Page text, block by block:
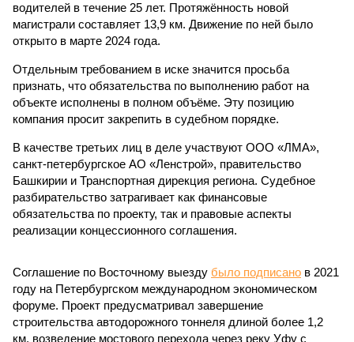
водителей в течение 25 лет. Протяжённость новой
магистрали составляет 13,9 км. Движение по ней было
открыто в марте 2024 года.
Отдельным требованием в иске значится просьба
признать, что обязательства по выполнению работ на
объекте исполнены в полном объёме. Эту позицию
компания просит закрепить в судебном порядке.
В качестве третьих лиц в деле участвуют ООО «ЛМА»,
санкт-петербургское АО «Ленстрой», правительство
Башкирии и Транспортная дирекция региона. Судебное
разбирательство затрагивает как финансовые
обязательства по проекту, так и правовые аспекты
реализации концессионного соглашения.
Соглашение по Восточному выезду было подписано в 2021
году на Петербургском международном экономическом
форуме. Проект предусматривал завершение
строительства автодорожного тоннеля длиной более 1,2
км, возведение мостового перехода через реку Уфу с